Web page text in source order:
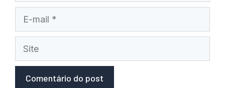
mail
Site